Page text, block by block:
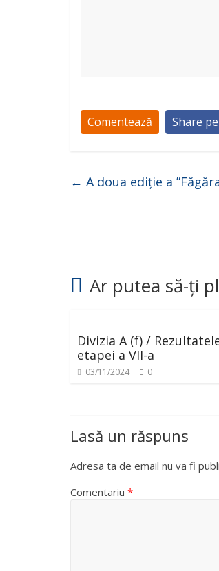
Comentează Share
← A doua ediție a
Ar putea să-ți
Divizia A (f) /
etapei a VII-a
03/11/2024 0
Lasă un răspuns
Adresa ta de email nu va fi
Comentariu *